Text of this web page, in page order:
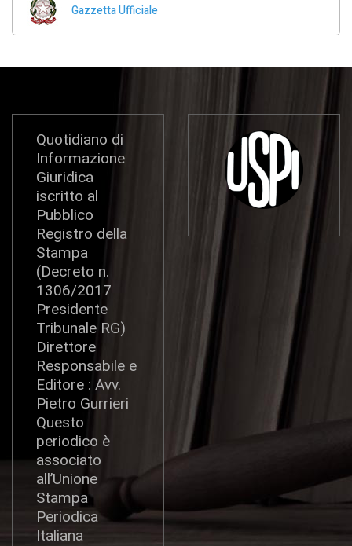
Gazzetta Ufficiale
Quotidiano di
Informazione
Giuridica
iscritto al
Pubblico
Registro della
Stampa
(Decreto n.
1306/2017
Presidente
Tribunale RG)
Direttore
Responsabile e
Editore : Avv.
Pietro Gurrieri
Questo
periodico è
associato
all’Unione
Stampa
Periodica
Italiana